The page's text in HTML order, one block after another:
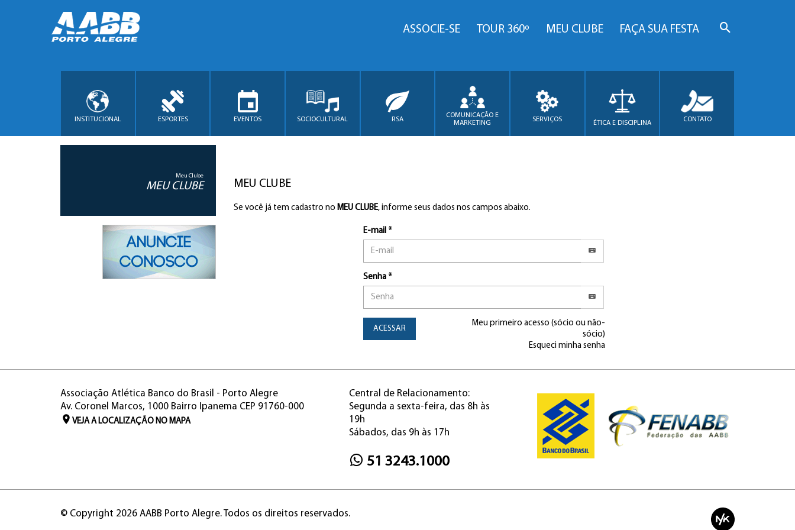
ASSOCIE-SE TOUR 360º MEU CLUBE FAÇA SUA FESTA
INSTITUCIONAL ESPORTES EVENTOS SOCIOCULTURAL RSA
COMUNICAÇÃO E
MARKETING
SERVIÇOS ÉTICA E DISCIPLINA CONTATO
Meu Clube
MEU CLUBE MEU CLUBE
Se você já tem cadastro no MEU CLUBE, informe seus dados nos campos abaixo.
E-mail *
Senha *
ACESSAR
Meu primeiro acesso (sócio ou não-
sócio)
Esqueci minha senha
Associação Atlética Banco do Brasil - Porto Alegre
Av. Coronel Marcos, 1000 Bairro Ipanema CEP 91760-000
VEJA A LOCALIZAÇÃO NO MAPA
Central de Relacionamento:
Segunda a sexta-feira, das 8h às
19h
Sábados, das 9h às 17h
51 3243.1000
© Copyright 2026 AABB Porto Alegre. Todos os direitos reservados.